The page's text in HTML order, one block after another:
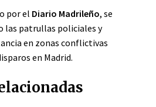
por el Diario Madrileño, se
las patrullas policiales y
en zonas conflictivas
en Madrid.